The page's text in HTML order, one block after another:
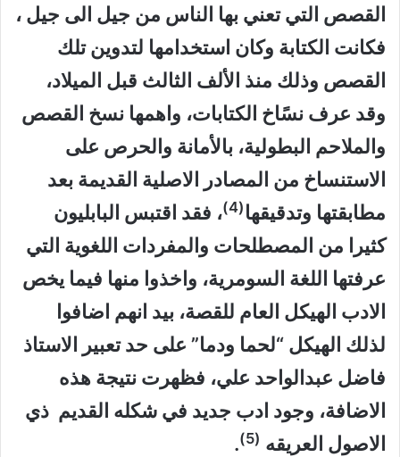
القصص التي تعني بها الناس من جيل الى جيل ،
فكانت الكتابة وكان استخدامها لتدوين تلك
القصص وذلك منذ الألف الثالث قبل الميلاد،
وقد عرف نسًاخ الكتابات، واهمها نسخ القصص
والملاحم البطولية، بالأمانة والحرص على
الاستنساخ من المصادر الاصلية القديمة بعد
مطابقتها وتدقيقها (4)
، فقد اقتبس البابليون
كثيرا من المصطلحات والمفردات اللغوية التي
عرفتها اللغة السومرية، واخذوا منها فيما يخص
الادب الهيكل العام للقصة، بيد انهم اضافوا
لذلك الهيكل “لحما ودما” على حد تعبير الاستاذ
فاضل عبدالواحد علي، فظهرت نتيجة هذه
الاضافة، وجود ادب جديد في شكله القديم ذي
الاصول العريقه (5)
.